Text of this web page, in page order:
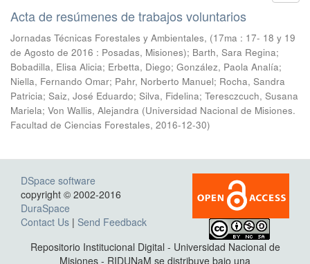
Acta de resúmenes de trabajos voluntarios
Jornadas Técnicas Forestales y Ambientales, (17ma : 17- 18 y 19
de Agosto de 2016 : Posadas, Misiones); Barth, Sara Regina;
Bobadilla, Elisa Alicia; Erbetta, Diego; González, Paola Analía;
Niella, Fernando Omar; Pahr, Norberto Manuel; Rocha, Sandra
Patricia; Saiz, José Eduardo; Silva, Fidelina; Teresczcuch, Susana
Mariela; Von Wallis, Alejandra (Universidad Nacional de Misiones.
Facultad de Ciencias Forestales, 2016-12-30)
DSpace software
copyright © 2002-2016
DuraSpace
Contact Us | Send Feedback
Repositorio Institucional Digital - Universidad Nacional de
Misiones - RIDUNaM se distribuye bajo una